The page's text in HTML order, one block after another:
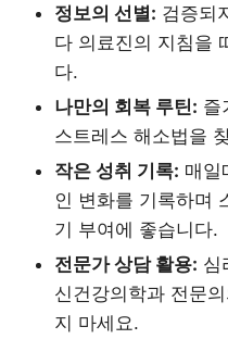
정보의 선별: 검증되
다 의료진의 지침을
다.
나만의 회복 루틴: 즐
스트레스 해소법을
작은 성취 기록: 매일
인 변화를 기록하며
기 부여에 좋습니다.
전문가 상담 활용: 심
신건강의학과 전문
지 마세요.